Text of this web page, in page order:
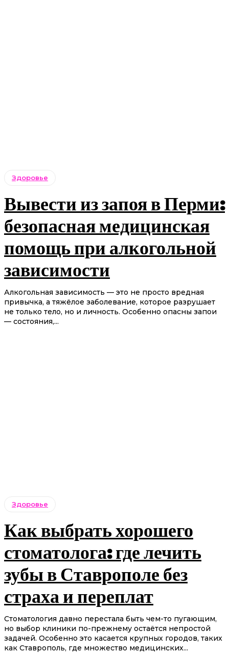
Здоровье
Вывести из запоя в Перми:
безопасная медицинская
помощь при алкогольной
зависимости
Алкогольная зависимость — это не просто вредная
привычка, а тяжёлое заболевание, которое разрушает
не только тело, но и личность. Особенно опасны запои
— состояния,...
Здоровье
Как выбрать хорошего
стоматолога: где лечить
зубы в Ставрополе без
страха и переплат
Стоматология давно перестала быть чем-то пугающим,
но выбор клиники по-прежнему остаётся непростой
задачей. Особенно это касается крупных городов, таких
как Ставрополь, где множество медицинских...